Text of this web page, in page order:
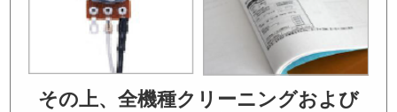
その上、全機種クリーニングおよび